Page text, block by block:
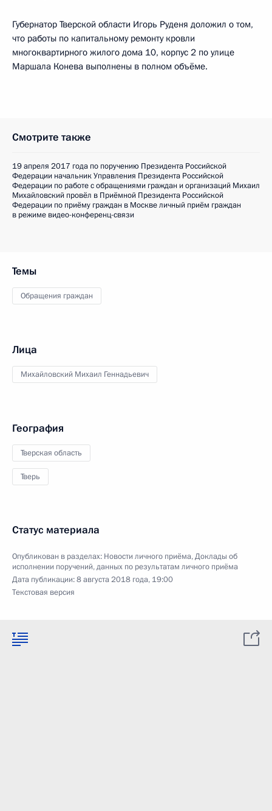
Губернатор Тверской области Игорь Руденя доложил о том,
что работы по капитальному ремонту кровли
многоквартирного жилого дома 10, корпус 2 по улице
Маршала Конева выполнены в полном объёме.
Смотрите также
19 апреля 2017 года по поручению Президента Российской
Федерации начальник Управления Президента Российской
Федерации по работе с обращениями граждан и организаций Михаил
Михайловский провёл в Приёмной Президента Российской
Федерации по приёму граждан в Москве личный приём граждан
в режиме видео-конференц-связи
Темы
Обращения граждан
Лица
Михайловский Михаил Геннадьевич
География
Тверская область
Тверь
Статус материала
Опубликован в разделах: Новости личного приёма,Доклады об
исполнении поручений, данных по результатам личного приёма
Дата публикации:8 августа 2018 года, 19:00
Текстовая версия